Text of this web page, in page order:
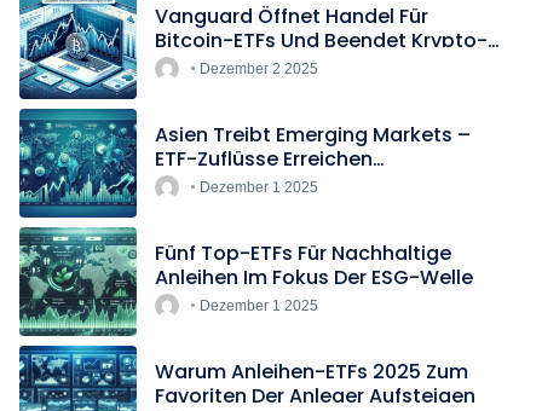
Vanguard Öffnet Handel Für
Bitcoin-ETFs Und Beendet Krypto-
BlockadeDezember 2 2025
Asien Treibt Emerging Markets –
ETF-Zuflüsse Erreichen
Rekordtempo
Dezember 1 2025
Fünf Top-ETFs Für Nachhaltige
Anleihen Im Fokus Der ESG-Welle
Dezember 1 2025
Warum Anleihen-ETFs 2025 Zum
Favoriten Der Anleger Aufsteigen